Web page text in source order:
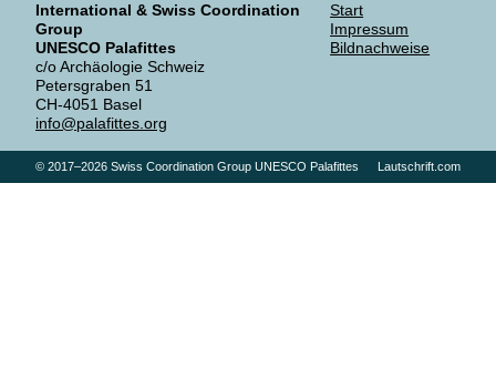
International & Swiss Coordination
Group
UNESCO Palafittes
c/o Archäologie Schweiz
Petersgraben 51
CH-4051 Basel
info@palafittes.org
Start
Impressum
Bildnachweise
© 2017–2026 Swiss Coordination Group UNESCO Palafittes Lautschrift.com